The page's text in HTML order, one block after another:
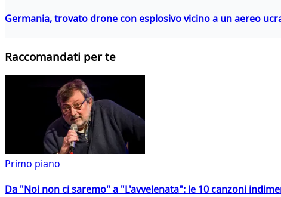
Germania, trovato drone con esplosivo vicino a un aereo
Raccomandati per te
Primo piano
Da "Noi non ci saremo" a "L'avvelenata": le 10 canzoni